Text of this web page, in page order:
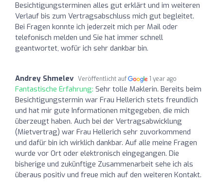
Besichtigungsterminen alles gut erklärt und im weiteren
Verlauf bis zum Vertragsabschluss mich gut begleitet.
Bei Fragen konnte ich jederzeit mich per Mail oder
telefonisch melden und Sie hat immer schnell
geantwortet, wofür ich sehr dankbar bin.
Andrey Shmelev Veröffentlicht auf 1 year ago
Fantastische Erfahrung: Sehr tolle Maklerin. Bereits beim
Besichtigungstermin war Frau Hellerich stets freundlich
und hat mir gute Informationen mitgegeben, die mich
überzeugt haben. Auch bei der Vertragsabwicklung
(Mietvertrag) war Frau Hellerich sehr zuvorkommend
und dafür bin ich wirklich dankbar. Auf alle meine Fragen
wurde vor Ort oder elektronisch eingegangen. Die
bisherige und zukünftige Zusammenarbeit sehe ich als
überaus positiv und freue mich auf den weiteren Kontakt.